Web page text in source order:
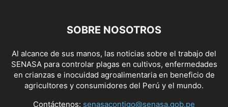
SOBRE NOSOTROS
Al alcance de sus manos, las noticias sobre el trabajo del
SENASA para controlar plagas en cultivos, enfermedades
en crianzas e inocuidad agroalimentaria en beneficio de
agricultores y consumidores del Perú y el mundo.
Contáctenos: senasacontigo@senasa.gob.pe